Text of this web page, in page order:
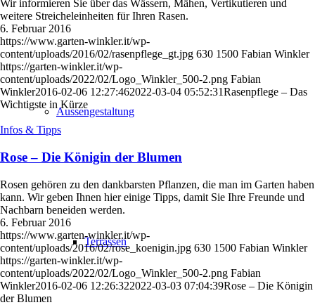
Aussengestaltung
Terrassen
Wir informieren Sie über das Wässern, Mähen, Vertikutieren und
weitere Streicheleinheiten für Ihren Rasen.
6. Februar 2016
https://www.garten-winkler.it/wp-
content/uploads/2016/02/rasenpflege_gt.jpg 630 1500 Fabian Winkler
https://garten-winkler.it/wp-
content/uploads/2022/02/Logo_Winkler_500-2.png Fabian
Winkler2016-02-06 12:27:462022-03-04 05:52:31Rasenpflege – Das
Wichtigste in Kürze
Infos & Tipps
Rose – Die Königin der Blumen
Rosen gehören zu den dankbarsten Pflanzen, die man im Garten haben
kann. Wir geben Ihnen hier einige Tipps, damit Sie Ihre Freunde und
Nachbarn beneiden werden.
6. Februar 2016
https://www.garten-winkler.it/wp-
content/uploads/2016/02/rose_koenigin.jpg 630 1500 Fabian Winkler
https://garten-winkler.it/wp-
content/uploads/2022/02/Logo_Winkler_500-2.png Fabian
Winkler2016-02-06 12:26:322022-03-03 07:04:39Rose – Die Königin
der Blumen